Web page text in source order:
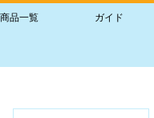
商品一覧 ガイド